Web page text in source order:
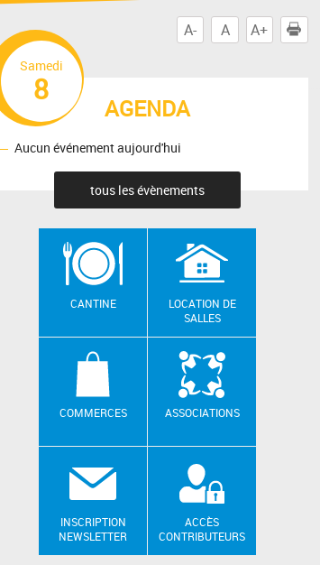
A- A A+
AGENDA
Samedi
8
Aucun événement aujourd'hui
tous les évènements
CANTINE
LOCATION DE
SALLES
COMMERCES ASSOCIATIONS
INSCRIPTION
NEWSLETTER
ACCÈS
CONTRIBUTEURS